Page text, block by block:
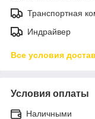
Транспортная
Индрайвер
Все условия
Условия оплаты
Наличными